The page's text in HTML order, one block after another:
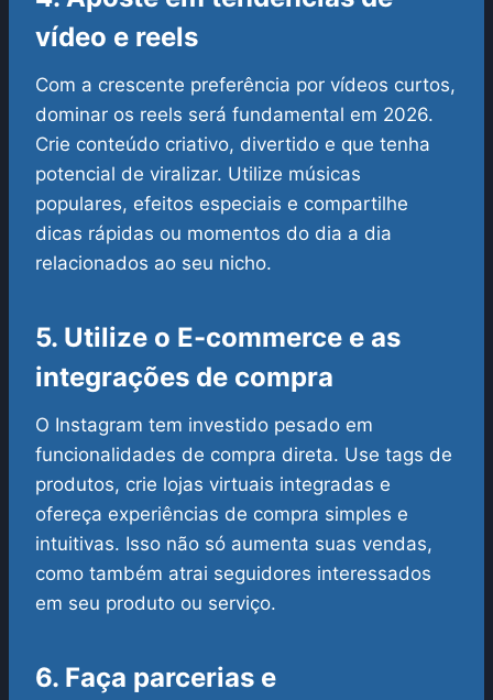
vídeo e reels
Com a crescente preferência por vídeos curtos,
dominar os reels será fundamental em 2026.
Crie conteúdo criativo, divertido e que tenha
potencial de viralizar. Utilize músicas
populares, efeitos especiais e compartilhe
dicas rápidas ou momentos do dia a dia
relacionados ao seu nicho.
5. Utilize o E-commerce e as
integrações de compra
O Instagram tem investido pesado em
funcionalidades de compra direta. Use tags de
produtos, crie lojas virtuais integradas e
ofereça experiências de compra simples e
intuitivas. Isso não só aumenta suas vendas,
como também atrai seguidores interessados
em seu produto ou serviço.
6. Faça parcerias e